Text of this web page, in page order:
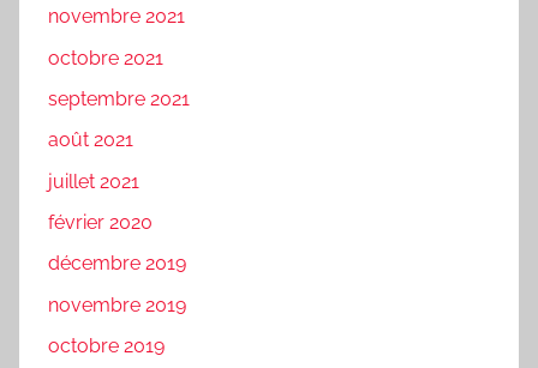
novembre 2021
octobre 2021
septembre 2021
août 2021
juillet 2021
février 2020
décembre 2019
novembre 2019
octobre 2019